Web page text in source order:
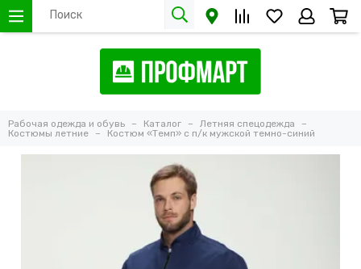
Рабочая одежда и обувь Каталог
Летняя спецодежда
Костюмы летние
Костюм «Темп» с п/к мужской темно-синий